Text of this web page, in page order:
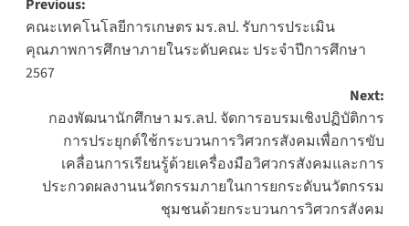
Post
navigation
Previous:
คณะเทคโนโลยีการเกษตร มร.ลป. รับการประเมิน
คุณภาพการศึกษาภายในระดับคณะ ประจำปีการศึกษา
2567
Next:
กองพัฒนานักศึกษา มร.ลป. จัดการอบรมเชิงปฏิบัติการ
การประยุกต์ใช้กระบวนการวิศวกรสังคมเพื่อการขับ
เคลื่อนการเรียนรู้ด้วยเครื่องมือวิศวกรสังคมและการ
ประกวดผลงานนวัตกรรมภายในการยกระดับนวัตกรรม
ชุมชนด้วยกระบวนการวิศวกรสังคม